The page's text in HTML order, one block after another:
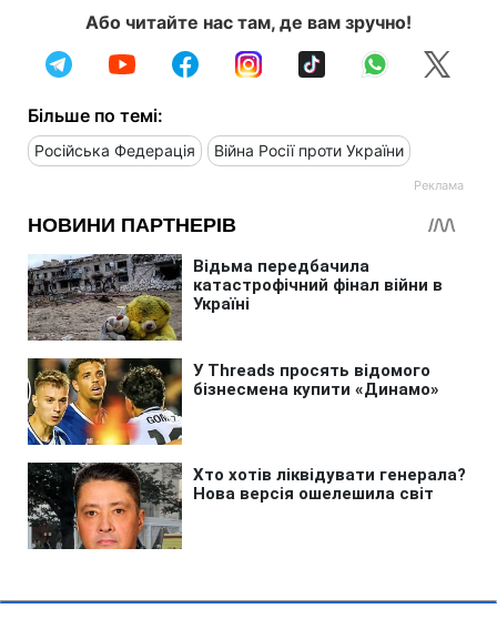
Або читайте нас там, де вам зручно!
Більше по темі:
Російська Федерація Війна Росії проти України